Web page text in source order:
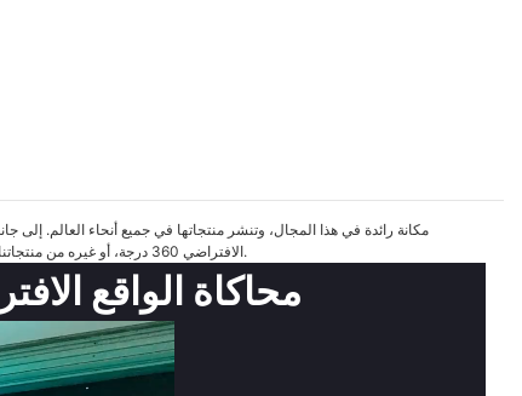
الافتراضي 360 درجة، أو غيره من منتجاتنا، فنرحب بتواصلكم معنا. بفضل الدوائر الكهربائية المصممة بدقة والمكونات المرتبة بعناية، لا يعاني هذا المنتج من أي تشويش، مثل التشويش الناتج عن التوصيلات غير المحكمة للمكونات.
محاكاة الواقع الافتراضي 360 درجة المثيرة مع كرسي دوار